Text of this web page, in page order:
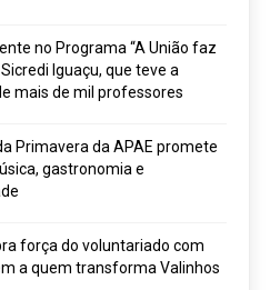
no Programa “A União faz
Sicredi Iguaçu, que teve a
mais de mil professores
Primavera da APAE promete
gastronomia e
força do voluntariado com
a quem transforma Valinhos